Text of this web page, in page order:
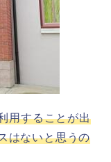
用することが出
はないと思うの